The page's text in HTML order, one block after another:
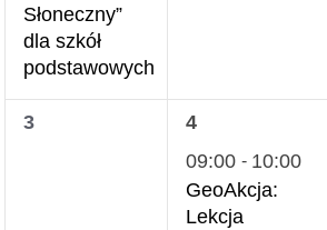
Słoneczny”
dla szkół
podstawowych
0
3
2
4
09:00- 10:00
GeoAkcja:
Lekcja